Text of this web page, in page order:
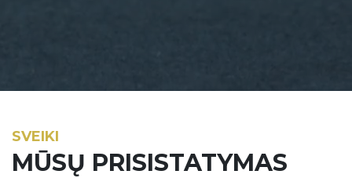
SVEIKI
MŪSŲ PRISISTATYMAS